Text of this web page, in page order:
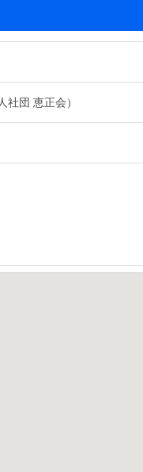
団 恵正会）